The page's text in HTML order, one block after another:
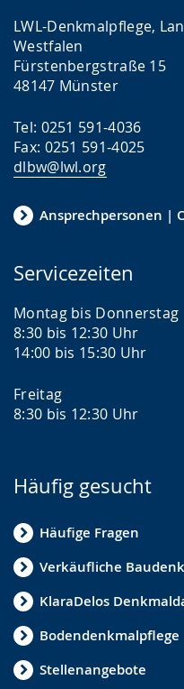
LWL-Denkmalpflege,
Westfalen
Fürstenbergstraße 15
48147 Münster
Tel: 0251 591-4036
Fax: 0251 591-4025
dlbw@lwl.org
Ansprechpersonen |
Servicezeiten
Montag bis Donnerstag
8:30 bis 12:30 Uhr
14:00 bis 15:30 Uhr
Freitag
8:30 bis 12:30 Uhr
Häufig gesucht
Häufige Fragen
Verkäufliche
KlaraDelos
Bodendenkmalpflege
Stellenangebote